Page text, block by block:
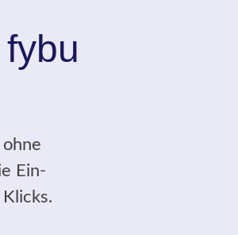
Ein-